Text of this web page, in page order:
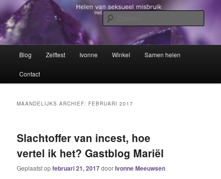
Spring
naar
de
primaire
inhoud
Spring
naar
de
secundaire
inhoudHelen van seksueel misbruik
Het trauma voorbij!
Blog Zelftest Ivonne Winkel Samen helen
Contact
MAANDELIJKS ARCHIEF: FEBRUARI 2017
Slachtoffer van incest, hoe
vertel ik het? Gastblog Mariël
Geplaatst opfebruari 21, 2017doorIvonne Meeuwsen